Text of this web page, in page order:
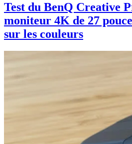
Test du BenQ Creative
moniteur 4K de 27
sur les couleurs